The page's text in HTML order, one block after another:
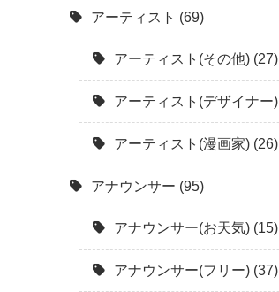
アーティスト (69)
アーティスト(その他) (27)
アーティスト(デザイナー)
アーティスト(漫画家) (26)
アナウンサー (95)
アナウンサー(お天気) (15)
アナウンサー(フリー) (37)